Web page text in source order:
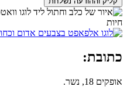
כתובת:
אופקים 18, נשר.